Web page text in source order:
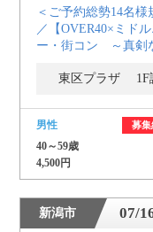
＜ご予約総勢14名
／【OVER40×ミド
ー・街コン ～真剣
東区プラザ 1F
男性 募集
40～59歳
4,500円
新潟市 07/